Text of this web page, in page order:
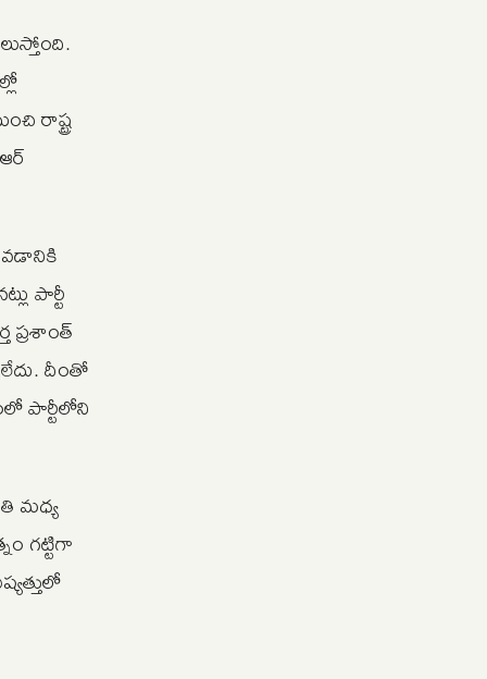
రాష్ట్ర
పార్టీ
ప్రశాంత్
దీంతో
పార్టీలోని
మధ్య
గట్టిగా